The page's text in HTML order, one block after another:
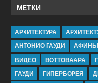
МЕТКИ
АРХИТЕКТУРА
АНТОНИО ГАУДИ
АФИНЫ
ВИДЕО
ВОТТОВААРА
ГАУДИ
ГИПЕРБОРЕЯ